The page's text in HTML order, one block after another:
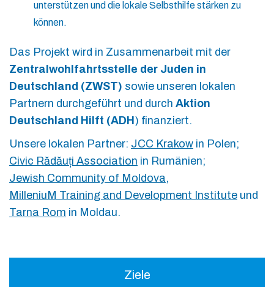
unterstützen und die lokale Selbsthilfe stärken zu
können.
Das Projekt wird in Zusammenarbeit mit der
Zentralwohlfahrtsstelle der Juden in
Deutschland (ZWST) sowie unseren lokalen
Partnern durchgeführt und durch Aktion
Deutschland Hilft (ADH ) finanziert.
Unsere lokalen Partner: JCC Krakow in Polen;
Civic Rădăuți Association in Rumänien;
Jewish Community of Moldova,
MilleniuM Training and Development Institute und
Tarna Rom in Moldau.
Ziele